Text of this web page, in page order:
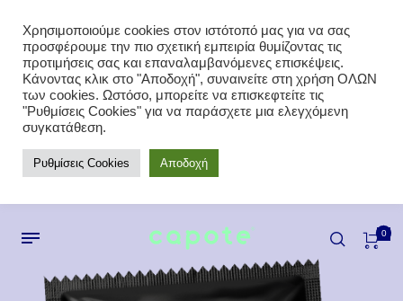
0
Χρησιμοποιούμε cookies στον ιστότοπό μας για να σας
προσφέρουμε την πιο σχετική εμπειρία θυμίζοντας τις
προτιμήσεις σας και επαναλαμβανόμενες επισκέψεις.
Κάνοντας κλικ στο "Αποδοχή", συναινείτε στη χρήση ΟΛΩΝ
των cookies. Ωστόσο, μπορείτε να επισκεφτείτε τις
"Ρυθμίσεις Cookies" για να παράσχετε μια ελεγχόμενη
συγκατάθεση.
Ρυθμίσεις Cookies Αποδοχή